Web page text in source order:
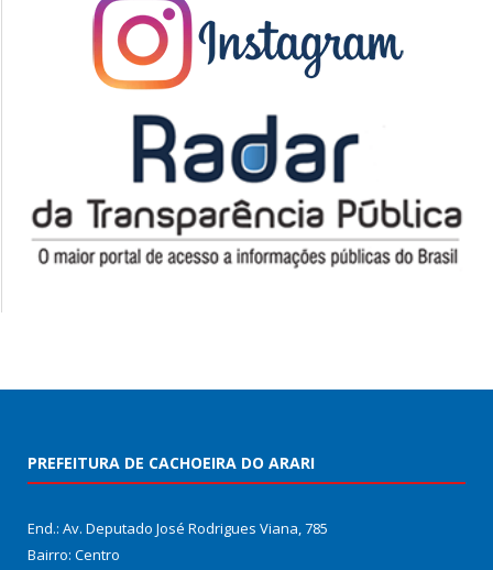
PREFEITURA DE CACHOEIRA DO ARARI
End.: Av. Deputado José Rodrigues Viana, 785
Bairro: Centro